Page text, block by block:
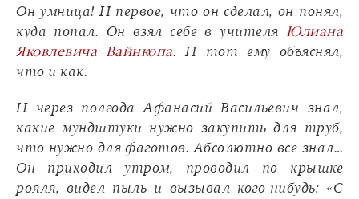
Он умница! И первое, что он сделал, он понял,
куда попал. Он взял себе в учителя Юлиана
Яковлевича Вайнкопа. И тот ему объяснял,
что и как.
И через полгода Афанасий Васильевич знал,
какие мундштуки нужно закупить для труб,
что нужно для фаготов. Абсолютно все знал…
Он приходил утром, проводил по крышке
рояля, видел пыль и вызывал кого-нибудь: «С